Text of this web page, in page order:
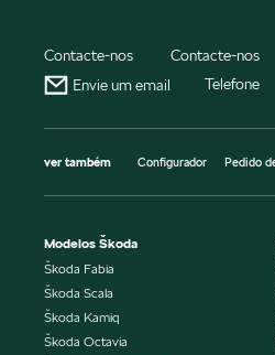
Contacte-nos
Envie um email
Contacte-nos
Telefone
ver também Configurador Pedido
Modelos Škoda
Škoda Fabia
Škoda Scala
Škoda Kamiq
Škoda Octavia